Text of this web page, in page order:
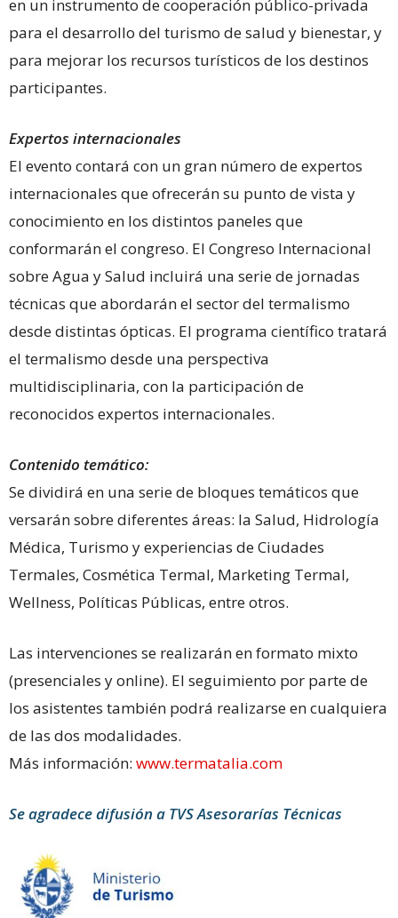
en un instrumento de cooperación público-privada
para el desarrollo del turismo de salud y bienestar, y
para mejorar los recursos turísticos de los destinos
participantes.
Expertos internacionales
El evento contará con un gran número de expertos
internacionales que ofrecerán su punto de vista y
conocimiento en los distintos paneles que
conformarán el congreso. El Congreso Internacional
sobre Agua y Salud incluirá una serie de jornadas
técnicas que abordarán el sector del termalismo
desde distintas ópticas. El programa científico tratará
el termalismo desde una perspectiva
multidisciplinaria, con la participación de
reconocidos expertos internacionales.
Contenido temático:
Se dividirá en una serie de bloques temáticos que
versarán sobre diferentes áreas: la Salud, Hidrología
Médica, Turismo y experiencias de Ciudades
Termales, Cosmética Termal, Marketing Termal,
Wellness, Políticas Públicas, entre otros.
Las intervenciones se realizarán en formato mixto
(presenciales y online). El seguimiento por parte de
los asistentes también podrá realizarse en cualquiera
de las dos modalidades.
Más información: www.termatalia.com
Se agradece difusión a TVS Asesorarías Técnicas